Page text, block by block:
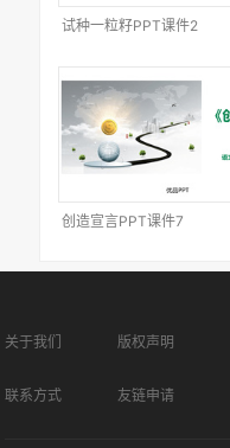
试种一粒籽PPT课件2
创造宣言PPT课件7
关于我们 版权声明
联系方式 友链申请